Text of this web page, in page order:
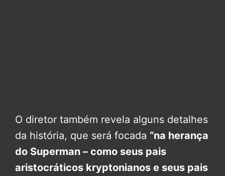
O diretor também revela alguns detalhes
da história, que será focada “na herança
do Superman – como seus pais
aristocráticos kryptonianos e seus pais